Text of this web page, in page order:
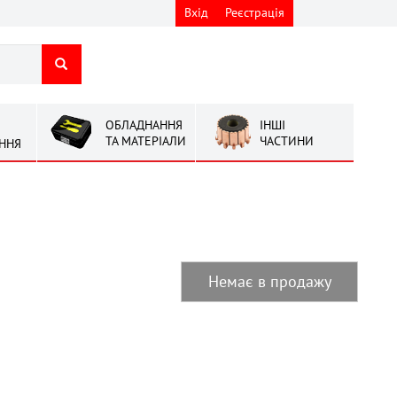
Вхід Реєстрація
ОБЛАДНАННЯ
ТА МАТЕРІАЛИ
ІНШІ
ЧАСТИНИ
Немає в продажу